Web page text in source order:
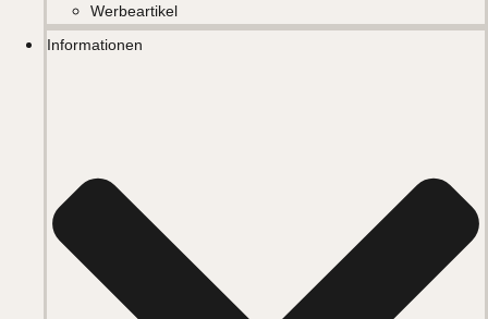
Werbeartikel
Informationen